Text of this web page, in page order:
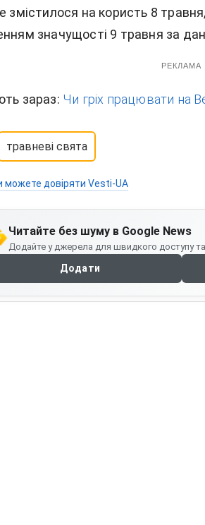
змістилося на користь 8
значущості 9 травня за
РЕКЛАМА
зараз: Чи гріх працювати на
травневі свята
можете довіряти Vesti-UA
Читайте без шуму в Google News
Додайте у джерела для швидкого доступу та
Додати